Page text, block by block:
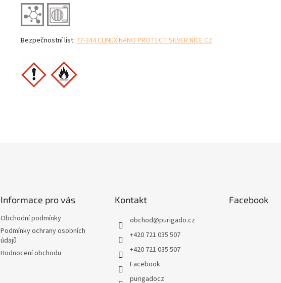
Bezpečnostní list: 77-344 CLINEX NANO PROTECT SILVER NICE CZ
Informace pro vás
Obchodní podmínky
Podmínky ochrany osobních
údajů
Hodnocení obchodu
Kontakt
obchod@purigado.cz
+420 721 035 507
+420 721 035 507
Facebook
purigadocz
Facebook